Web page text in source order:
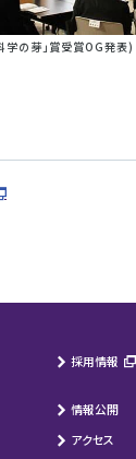
学の芽」賞受賞OG発表)
採用情報
情報公開
アクセス